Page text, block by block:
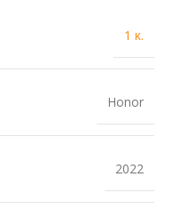
1 κ.
Honor
2022